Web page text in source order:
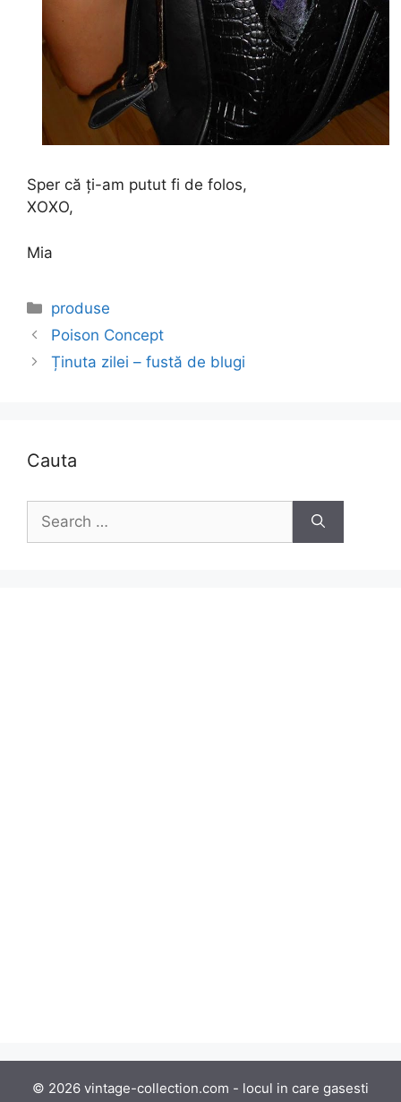
Sper că ți-am putut fi de folos,
XOXO,
Mia
Categories
produse
Poison Concept
Ținuta zilei – fustă de blugi
Cauta
for:
© 2026 vintage-collection.com - locul in care gasesti